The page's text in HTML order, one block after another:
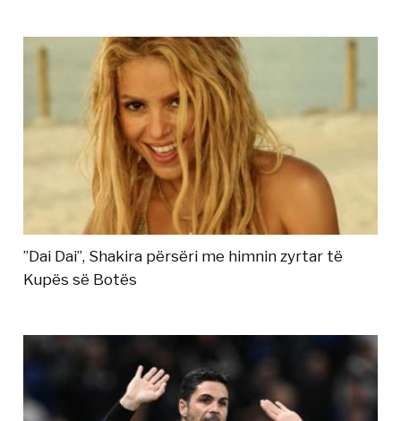
”Dai Dai”, Shakira përsëri me himnin zyrtar të
Kupës së Botës